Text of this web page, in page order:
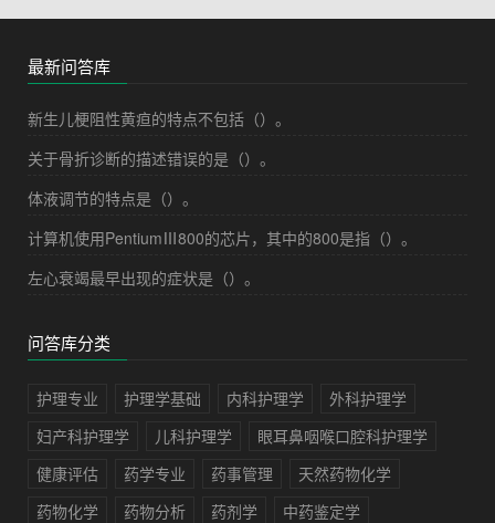
最新问答库
新生儿梗阻性黄疸的特点不包括（）。
关于骨折诊断的描述错误的是（）。
体液调节的特点是（）。
计算机使用PentiumⅢ800的芯片，其中的800是指（）。
左心衰竭最早出现的症状是（）。
问答库分类
护理专业 护理学基础 内科护理学
外科护理学
妇产科护理学
儿科护理学
眼耳鼻咽喉口腔科护理学
健康评估
药学专业 药事管理
天然药物化学
药物化学
药物分析 药剂学 中药鉴定学